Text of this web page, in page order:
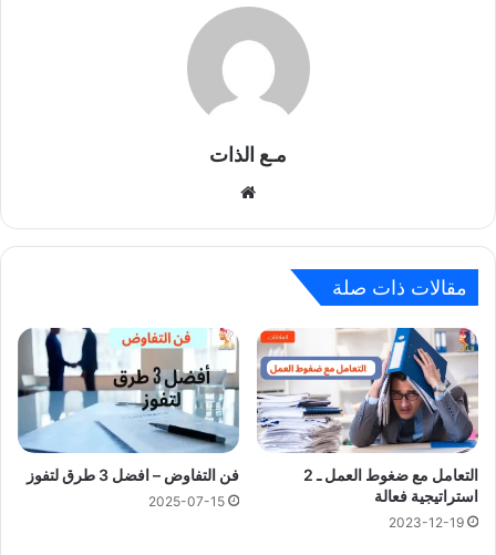
مـع الذات
مقالات ذات صلة
التعامل مع ضغوط العمل ـ 2
استراتيجية فعالة
2023-12-19
فن التفاوض – افضل 3 طرق لتفوز
2025-07-15